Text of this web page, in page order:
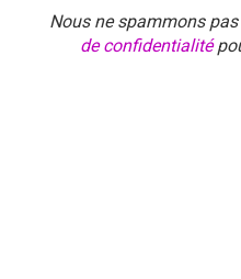
Nous ne spammons
de confidentialité